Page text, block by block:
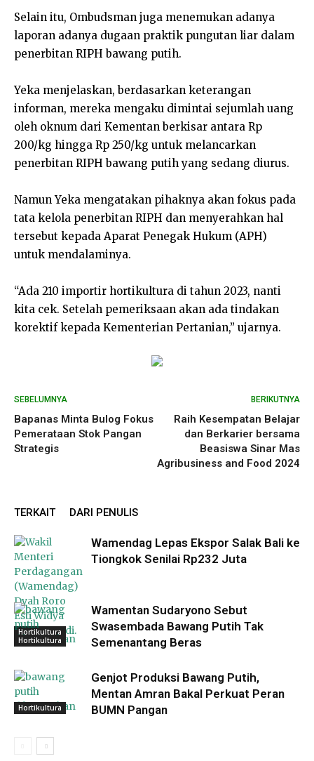
Selain itu, Ombudsman juga menemukan adanya
laporan adanya dugaan praktik pungutan liar dalam
penerbitan RIPH bawang putih.
Yeka menjelaskan, berdasarkan keterangan
informan, mereka mengaku dimintai sejumlah uang
oleh oknum dari Kementan berkisar antara Rp
200/kg hingga Rp 250/kg untuk melancarkan
penerbitan RIPH bawang putih yang sedang diurus.
Namun Yeka mengatakan pihaknya akan fokus pada
tata kelola penerbitan RIPH dan menyerahkan hal
tersebut kepada Aparat Penegak Hukum (APH)
untuk mendalaminya.
“Ada 210 importir hortikultura di tahun 2023, nanti
kita cek. Setelah pemeriksaan akan ada tindakan
korektif kepada Kementerian Pertanian,” ujarnya.
SEBELUMNYA
Bapanas Minta Bulog Fokus
Pemerataan Stok Pangan
Strategis
BERIKUTNYA
Raih Kesempatan Belajar
dan Berkarier bersama
Beasiswa Sinar Mas
Agribusiness and Food 2024
TERKAIT DARI PENULIS
Hortikultura
Wamendag Lepas Ekspor Salak Bali ke
Tiongkok Senilai Rp232 Juta
Hortikultura
Wamentan Sudaryono Sebut
Swasembada Bawang Putih Tak
Semenantang Beras
Hortikultura
Genjot Produksi Bawang Putih,
Mentan Amran Bakal Perkuat Peran
BUMN Pangan